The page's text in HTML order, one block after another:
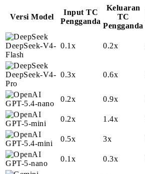
Versi Model
Input TC
Pengganda
Keluaran
TC
Pengganda
DeepSeek-V4-
Flash
0.1x 0.2x
DeepSeek-V4-
Pro
0.3x 0.6x
GPT-5.4-nano
0.2x 0.9x
GPT-5-mini
0.2x 1.4x
GPT-5.4-mini
0.5x 3x
GPT-5-nano
0.1x 0.3x